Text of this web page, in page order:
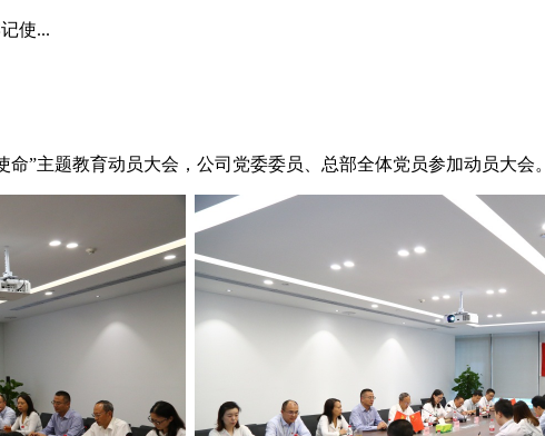
使...
”主题教育动员大会，公司党委委员、总部全体党员参加动员大会。